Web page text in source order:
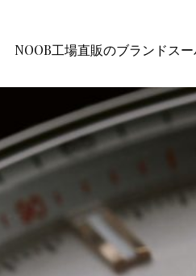
NOOB工場直販のブランドス